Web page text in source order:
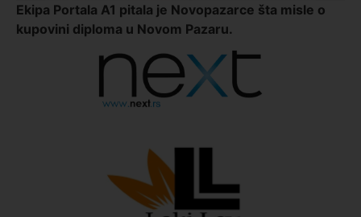
Ekipa Portala A1 pitala je Novopazarce šta misle o
kupovini diploma u Novom Pazaru.